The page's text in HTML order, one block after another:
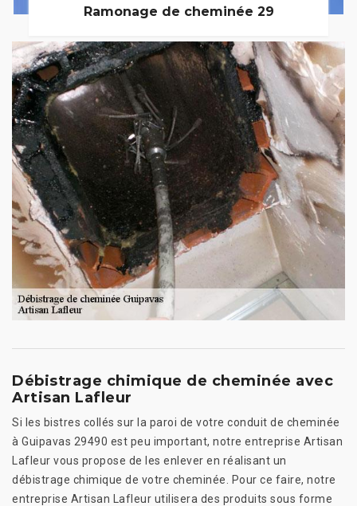
Ramonage de cheminée 29
Débistrage chimique de cheminée avec
Artisan Lafleur
Si les bistres collés sur la paroi de votre conduit de cheminée
à Guipavas 29490 est peu important, notre entreprise Artisan
Lafleur vous propose de les enlever en réalisant un
débistrage chimique de votre cheminée. Pour ce faire, notre
entreprise Artisan Lafleur utilisera des produits sous forme